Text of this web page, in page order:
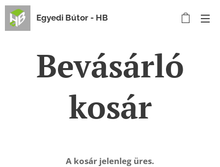
Egyedi Bútor - HB
Bevásárló
kosár
A kosár jelenleg üres.